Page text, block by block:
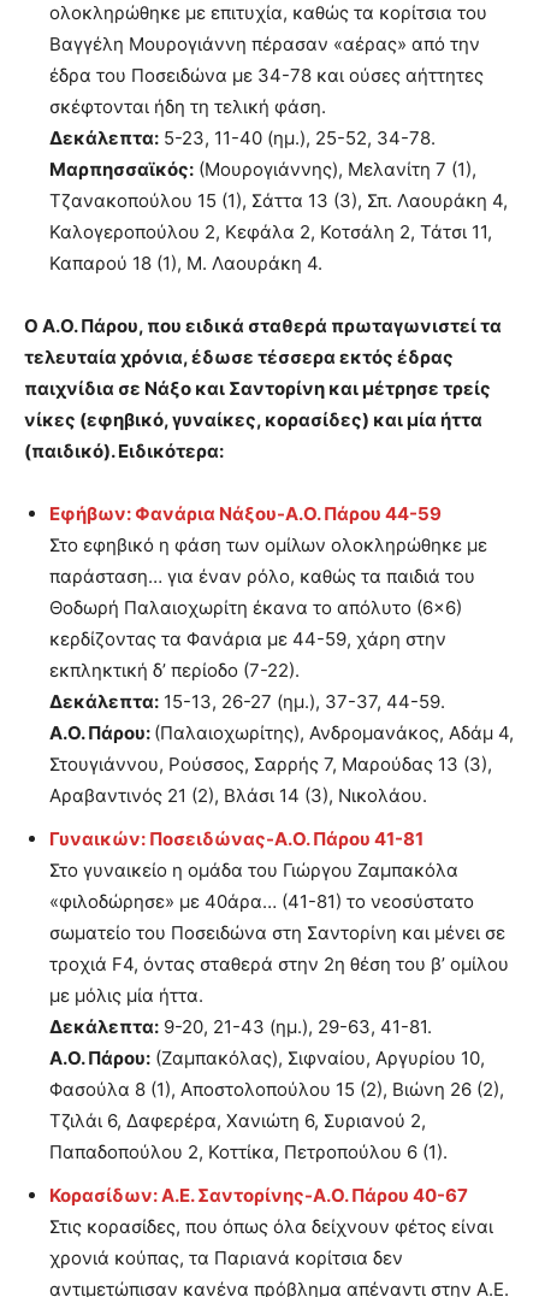
ολοκληρώθηκε με επιτυχία, καθώς τα κορίτσια του
Βαγγέλη Μουρογιάννη πέρασαν «αέρας» από την
έδρα του Ποσειδώνα με 34-78 και ούσες αήττητες
σκέφτονται ήδη τη τελική φάση.
Δεκάλεπτα: 5-23, 11-40 (ημ.), 25-52, 34-78.
Μαρπησσαϊκός: (Μουρογιάννης), Μελανίτη 7 (1),
Τζανακοπούλου 15 (1), Σάττα 13 (3), Σπ. Λαουράκη 4,
Καλογεροπούλου 2, Κεφάλα 2, Κοτσάλη 2, Τάτσι 11,
Καπαρού 18 (1), Μ. Λαουράκη 4.
Ο Α.Ο. Πάρου, που ειδικά σταθερά πρωταγωνιστεί τα
τελευταία χρόνια, έδωσε τέσσερα εκτός έδρας
παιχνίδια σε Νάξο και Σαντορίνη και μέτρησε τρείς
νίκες (εφηβικό, γυναίκες, κορασίδες) και μία ήττα
(παιδικό). Ειδικότερα:
Εφήβων: Φανάρια Νάξου-Α.Ο. Πάρου 44-59
Στο εφηβικό η φάση των ομίλων ολοκληρώθηκε με
παράσταση… για έναν ρόλο, καθώς τα παιδιά του
Θοδωρή Παλαιοχωρίτη έκανα το απόλυτο (6×6)
κερδίζοντας τα Φανάρια με 44-59, χάρη στην
εκπληκτική δ’ περίοδο (7-22).
Δεκάλεπτα: 15-13, 26-27 (ημ.), 37-37, 44-59.
Α.Ο. Πάρου: (Παλαιοχωρίτης), Ανδρομανάκος, Αδάμ 4,
Στουγιάννου, Ρούσσος, Σαρρής 7, Μαρούδας 13 (3),
Αραβαντινός 21 (2), Βλάσι 14 (3), Νικολάου.
Γυναικών: Ποσειδώνας-Α.Ο. Πάρου 41-81
Στο γυναικείο η ομάδα του Γιώργου Ζαμπακόλα
«φιλοδώρησε» με 40άρα… (41-81) το νεοσύστατο
σωματείο του Ποσειδώνα στη Σαντορίνη και μένει σε
τροχιά F4, όντας σταθερά στην 2η θέση του β’ ομίλου
με μόλις μία ήττα.
Δεκάλεπτα: 9-20, 21-43 (ημ.), 29-63, 41-81.
Α.Ο. Πάρου: (Ζαμπακόλας), Σιφναίου, Αργυρίου 10,
Φασούλα 8 (1), Αποστολοπούλου 15 (2), Βιώνη 26 (2),
Τζιλάι 6, Δαφερέρα, Χανιώτη 6, Συριανού 2,
Παπαδοπούλου 2, Κοττίκα, Πετροπούλου 6 (1).
Κορασίδων: Α.Ε. Σαντορίνης-Α.Ο. Πάρου 40-67
Στις κορασίδες, που όπως όλα δείχνουν φέτος είναι
χρονιά κούπας, τα Παριανά κορίτσια δεν
αντιμετώπισαν κανένα πρόβλημα απέναντι στην Α.Ε.